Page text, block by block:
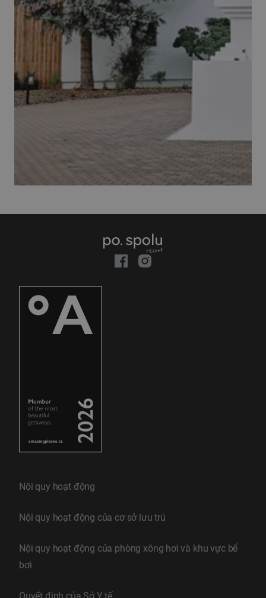
Nội quy hoạt động
Nội quy hoạt động của cơ sở lưu trú
Nội quy hoạt động của phòng xông hơi và khu vực bể
bơi
Quyết định của Sở Y tế